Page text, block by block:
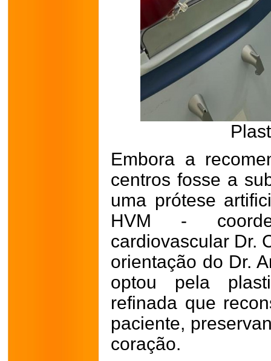
Embora a
centros fosse a
uma prótese
HVM -
cardiovascular Dr.
orientação do Dr.
optou pela
refinada que
paciente,
coração.